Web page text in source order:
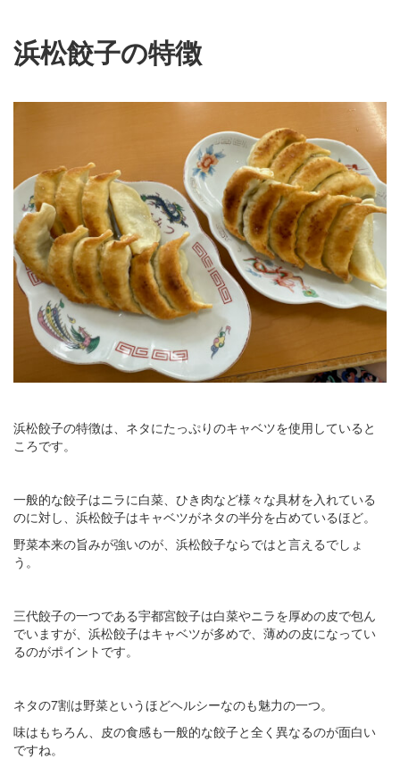
浜松餃子の特徴
浜松餃子の特徴は、ネタにたっぷりのキャベツを使用していると
ころです。
一般的な餃子はニラに白菜、ひき肉など様々な具材を入れている
のに対し、浜松餃子はキャベツがネタの半分を占めているほど。
野菜本来の旨みが強いのが、浜松餃子ならではと言えるでしょ
う。
三代餃子の一つである宇都宮餃子は白菜やニラを厚めの皮で包ん
でいますが、浜松餃子はキャベツが多めで、薄めの皮になってい
るのがポイントです。
ネタの7割は野菜というほどヘルシーなのも魅力の一つ。
味はもちろん、皮の食感も一般的な餃子と全く異なるのが面白い
ですね。